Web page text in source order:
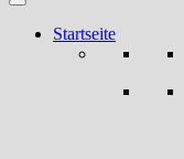
Startseite